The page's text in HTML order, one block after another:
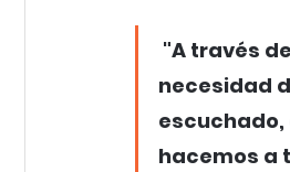
"A través
necesidad
escuchado,
hacemos a